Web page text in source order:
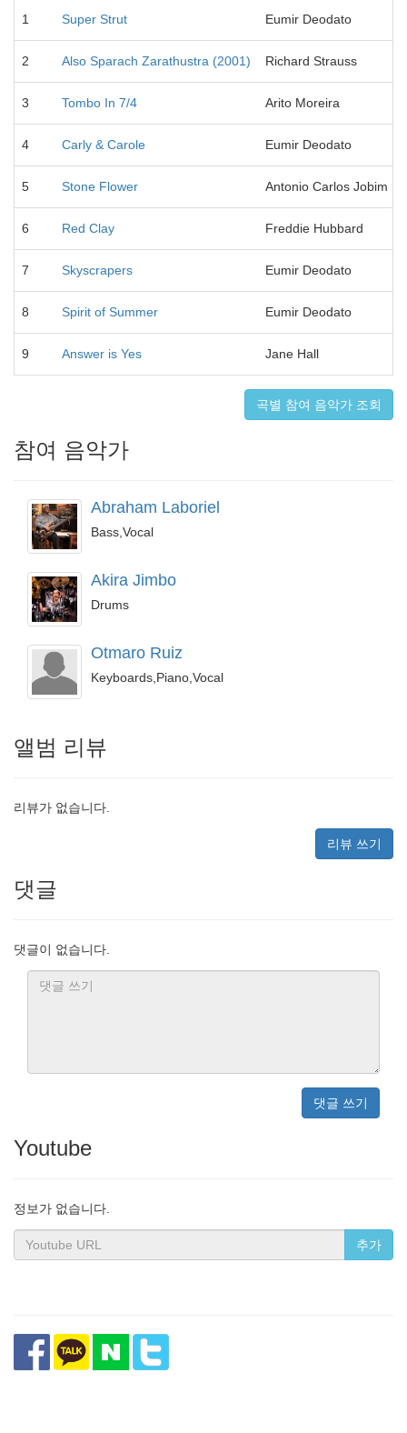
1 Super Strut Eumir Deodato
2 Also Sparach Zarathustra (2001) Richard Strauss
3 Tombo In 7/4 Arito Moreira
4 Carly & Carole Eumir Deodato
5 Stone Flower Antonio Carlos Jobim
6 Red Clay Freddie Hubbard
7 Skyscrapers Eumir Deodato
8 Spirit of Summer Eumir Deodato
9 Answer is Yes Jane Hall
곡별 참여 음악가 조회
참여 음악가
Abraham Laboriel
Bass,Vocal
Akira Jimbo
Drums
Otmaro Ruiz
Keyboards,Piano,Vocal
앨범 리뷰
리뷰가 없습니다.
리뷰 쓰기
댓글
댓글이 없습니다.
댓글 쓰기
Youtube
정보가 없습니다.
추가